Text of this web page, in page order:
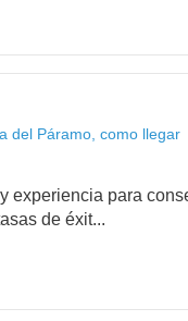
del Páramo, como llegar
experiencia para
de éxit...